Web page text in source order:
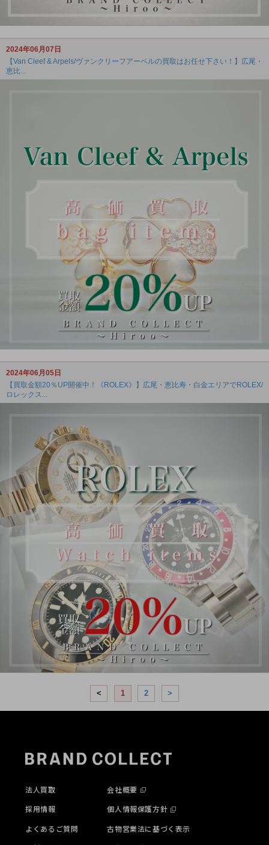
2024年06月07日
【Van Cleef & Arpels/ヴァンクリーフアーペルの買取はお任せ下さい！】広尾・
恵比...
2024年06月05日
【買取金額20％UP開催中！《ROLEX》】広尾・恵比寿・白金エリアでROLEX/
ロレックス...
< 1 2 >
法人買取
採用情報
よくあるご質問
会社概要
個人情報保護方針
古物営業法に基づく表示